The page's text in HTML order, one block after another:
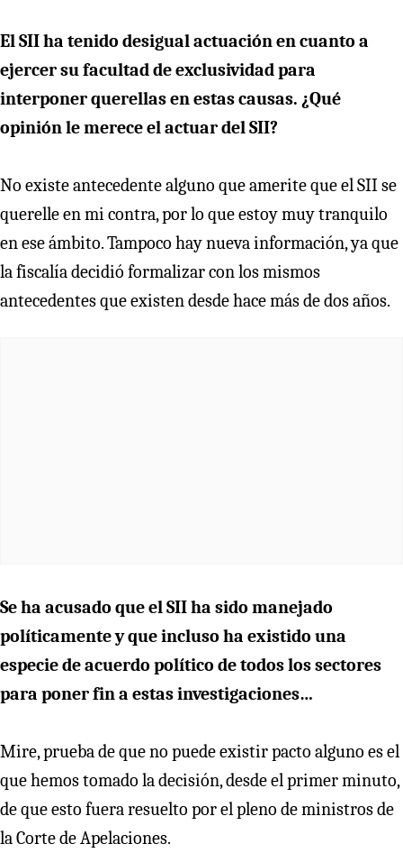
El SII ha tenido desigual actuación en cuanto a
ejercer su facultad de exclusividad para
interponer querellas en estas causas. ¿Qué
opinión le merece el actuar del SII?
No existe antecedente alguno que amerite que el SII se
querelle en mi contra, por lo que estoy muy tranquilo
en ese ámbito. Tampoco hay nueva información, ya que
la fiscalía decidió formalizar con los mismos
antecedentes que existen desde hace más de dos años.
Se ha acusado que el SII ha sido manejado
políticamente y que incluso ha existido una
especie de acuerdo político de todos los sectores
para poner fin a estas investigaciones…
Mire, prueba de que no puede existir pacto alguno es el
que hemos tomado la decisión, desde el primer minuto,
de que esto fuera resuelto por el pleno de ministros de
la Corte de Apelaciones.